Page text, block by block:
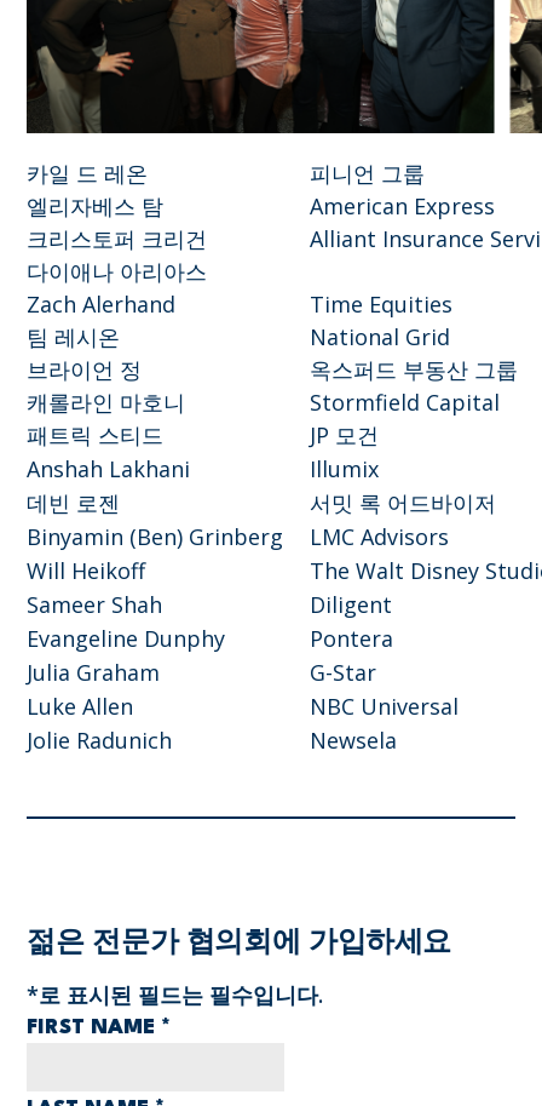
카일 드 레온
피니언 그룹
엘리자베스 탐
American Express
크리스토퍼 크리건
Alliant Insurance
다이애나 아리아스
Zach Alerhand
Time Equities
팀 레시온
National Grid
브라이언 정
옥스퍼드 부동산 그룹
캐롤라인 마호니
Stormfield Capital
패트릭 스티드
JP 모건
Anshah Lakhani
Illumix
데빈 로젠
서밋 록 어드바이저
Binyamin (Ben) Grinberg
LMC Advisors
Will Heikoff
The Walt Disney
Sameer Shah
Diligent
Evangeline Dunphy
Pontera
Julia Graham
G-Star
Luke Allen
NBC Universal
Jolie Radunich
Newsela
젊은 전문가 협의회에 가입하세요
*로 표시된 필드는 필수입니다.
FIRST NAME *